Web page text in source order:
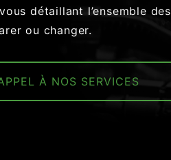
détaillant l’ensemble des
ou changer.
À NOS SERVICES